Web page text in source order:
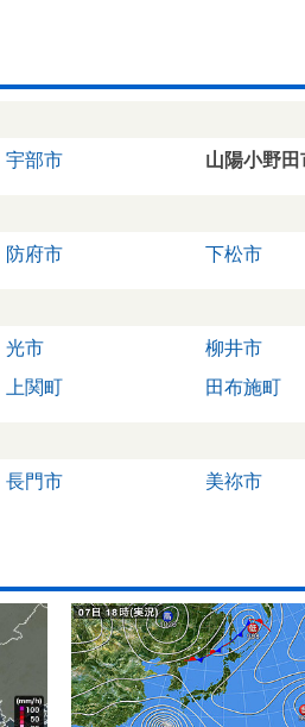
宇部市 山陽小野田
防府市 下松市
光市 柳井市
上関町 田布施町
長門市 美祢市